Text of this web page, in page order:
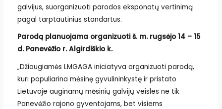
galvijus, suorganizuoti parodos eksponatų vertinimą
pagal tarptautinius standartus.
Parodą planuojama organizuoti š. m. rugsėjo 14 – 15
d. Panevėžio r. Algirdiškio k.
„Džiaugiamės LMGAGA iniciatyva organizuoti parodą,
kuri populiarina mėsinę gyvulininkystę ir pristato
Lietuvoje auginamų mėsinių galvijų veisles ne tik
Panevėžio rajono gyventojams, bet visiems